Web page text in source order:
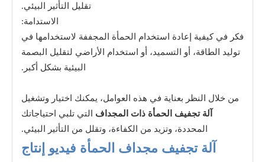
تقليل التأثير البيئي.
الاستدامة:
فكر في كيفية إعادة استخدام الحمأة المجففة لاستخدامها في
توليد الطاقة، أو التسميد، أو استخدام الأراضي لتقليل البصمة
البيئية بشكل أكبر.
من خلال النظر بعناية في هذه العوامل، يمكنك اختيار وتشغيل
آلة تجفيف الحمأة ذات المجداف
التي تلبي احتياجاتك
المحددة، وتزيد من الكفاءة، وتقلل من التأثير البيئي.
آلة تجفيف مجداف الحمأة فيديو إنتاج